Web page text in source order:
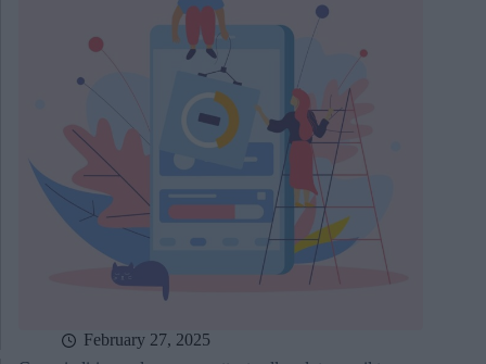
February 27, 2025